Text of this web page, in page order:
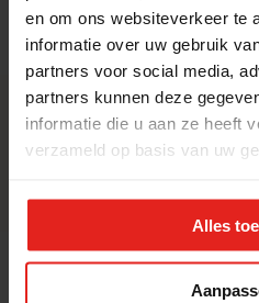
en om ons websiteverkeer te
informatie over uw gebruik
partners voor social media,
partners kunnen deze
informatie die u aan ze heeft
verzameld op basis van uw
Alles
naar elkaar.
Nieuwsgierig
Stichting Met je